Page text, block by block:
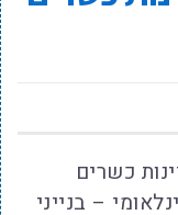
כשרים
– בנייני